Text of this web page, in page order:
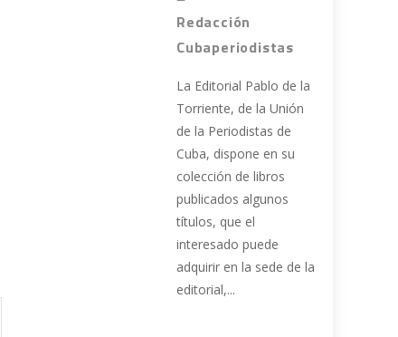
Redacción
Cubaperiodistas
La Editorial Pablo de la
Torriente, de la Unión
de la Periodistas de
Cuba, dispone en su
colección de libros
publicados algunos
títulos, que el
interesado puede
adquirir en la sede de la
editorial,...